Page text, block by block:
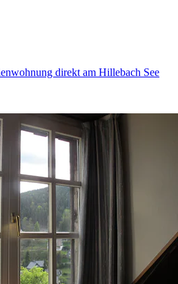
direkt am Hillebach See